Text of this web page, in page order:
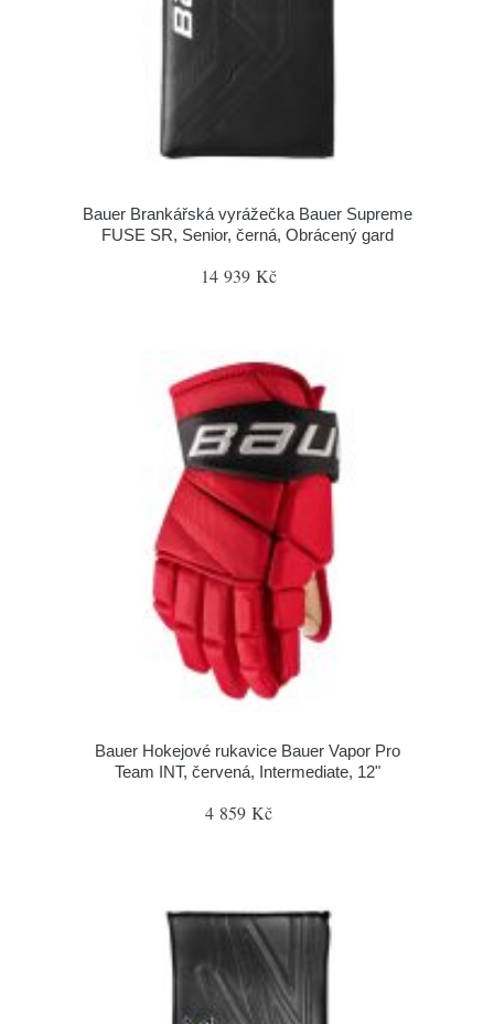
Bauer Brankářská vyrážečka Bauer Supreme
FUSE SR, Senior, černá, Obrácený gard
14 939 Kč
Bauer Hokejové rukavice Bauer Vapor Pro
Team INT, červená, Intermediate, 12"
4 859 Kč